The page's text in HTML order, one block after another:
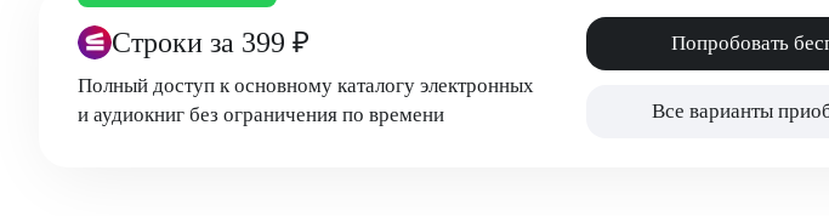
Строки за 399 ₽
Полный доступ к основному каталогу электронных
и аудиокниг без ограничения по времени
Попробовать
Все варианты